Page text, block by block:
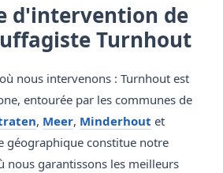
d'intervention de
Turnhout
nous intervenons : Turnhout est
entourée par les communes de
, Meer, Minderhout et
géographique constitue notre
garantissons les meilleurs